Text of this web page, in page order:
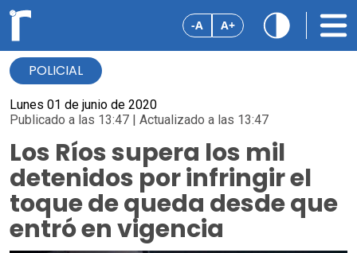
-A A+
POLICIAL
Lunes 01 de junio de 2020
Publicado a las 13:47 | Actualizado a las 13:47
Los Ríos supera los mil
detenidos por infringir el
toque de queda desde que
entró en vigencia